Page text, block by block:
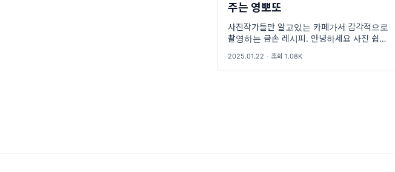
주는 영뽀또
사진작가들만 알고있는 카페가서 감각적으로
촬영하는 금손 레시피. 안녕하세요 사진 쉽게
구들에게 금손 소리 들을 수 있는 감각적으로
쉽게 촬영하는 방법을 알려드릴게요🤗 사진작
2025.01.22 · 조회 1.08K